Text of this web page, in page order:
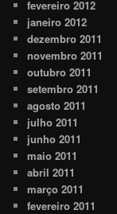
fevereiro 2012
janeiro 2012
dezembro 2011
novembro 2011
outubro 2011
setembro 2011
agosto 2011
julho 2011
junho 2011
maio 2011
abril 2011
março 2011
fevereiro 2011